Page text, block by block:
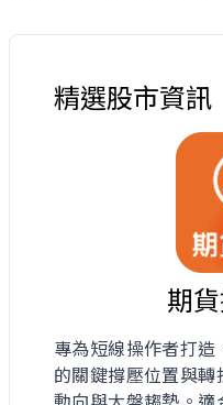
精選股市資訊
期
專為短線操作者打
的關鍵撐壓位置與